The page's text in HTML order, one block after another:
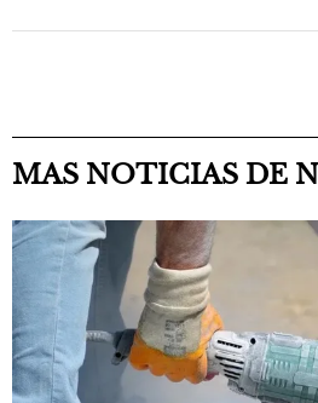
MAS NOTICIAS DE